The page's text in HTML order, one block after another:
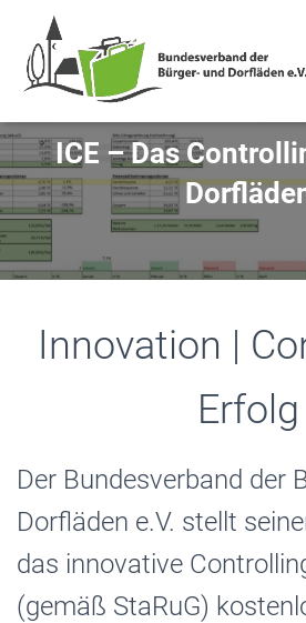
ICE – Das
Innovation |
Erfolg
Der Bundesverband der
Dorfläden e.V. stellt
das innovative
(gemäß StaRuG)